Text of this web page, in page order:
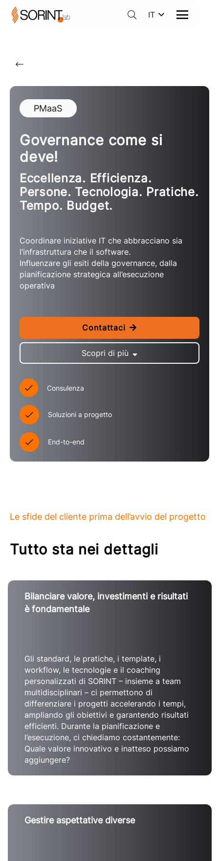
IT
PMaaS
Governance come si
deve!
Eccellenza. Efficienza.
Persone. Tecnologia. Pratiche.
Tempo. Budget.
Coordinare iniziative IT che abbracciano sia
l’infrastruttura che il software.
Influenzare gli esiti della governance, dalla
pianificazione strategica all’esecuzione
operativa
Contattaci
Scopri di più
Consulenza
Soluzioni a progetto
End-to-end
Le sfide del cliente prima dell’avvio del progetto
Tutto sta nei dettagli
Bilanciare valore, investimenti e risultati
è fondamentale
Gli standard, le pratiche, i template, i
workflow, le tecnologie e il coaching
personalizzati di SORINT – insieme a team
multidisciplinari – ci permettono di
differenziare i progetti accelerando i tempi,
ampliando gli obiettivi e garantendo risultati
efficienti. Durante la pianificazione e
l’esecuzione, ci chiediamo costantemente:
Quale valore innovativo e inatteso possiamo
aggiungere?
Gestire aspettative diverse